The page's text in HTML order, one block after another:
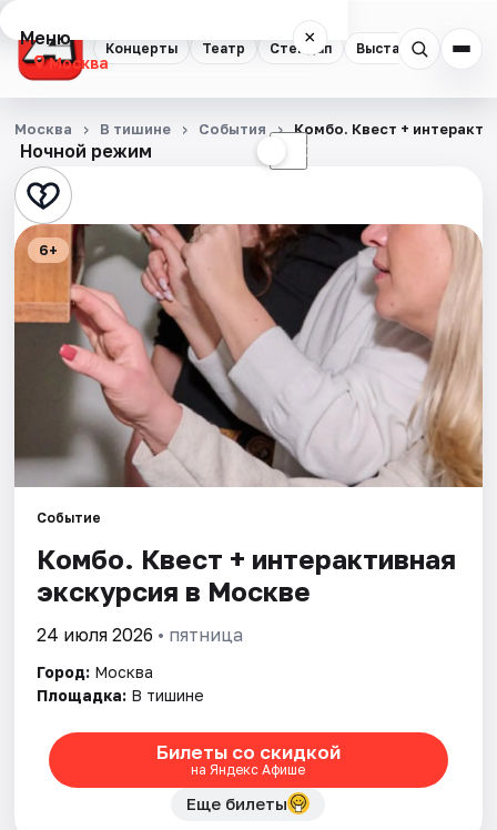
Концерты Театр Стендап Выставки
Меню ×
Москва
Концерты
Театр
Стендап
Выставки
Квесты
Экскурсии
События
Города
Площадки
Рейтинги
Ночной режим ☾
Москва В тишине События Комбо. Квест +
6+
Событие
Комбо. Квест + интерактивная
экскурсия в Москве
24 июля 2026 • пятница
Город: Москва
Площадка: В тишине
Билеты со скидкой
на Яндекс Афише
Еще билеты